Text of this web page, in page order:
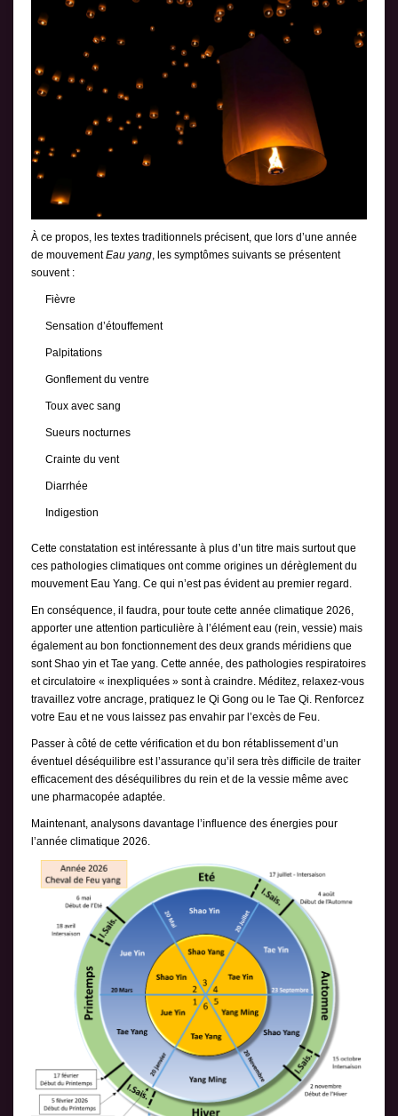
À ce propos, les textes traditionnels précisent, que lors d’une année
de mouvementEau yang, les symptômes suivants se présentent
souvent :
Fièvre
Sensation d’étouffement
Palpitations
Gonflement du ventre
Toux avec sang
Sueurs nocturnes
Crainte du vent
Diarrhée
Indigestion
Cette constatation est intéressante à plus d’un titre mais surtout que
ces pathologies climatiques ont comme origines un dérèglement du
mouvement Eau Yang. Ce qui n’est pas évident au premier regard.
En conséquence, il faudra, pour toute cette année climatique 2026,
apporter une attention particulière à l’élément eau (rein, vessie) mais
également au bon fonctionnement des deux grands méridiens que
sont Shao yin et Tae yang. Cette année, des pathologies respiratoires
et circulatoire « inexpliquées » sont à craindre. Méditez, relaxez-vous
travaillez votre ancrage, pratiquez le Qi Gong ou le Tae Qi. Renforcez
votre Eau et ne vous laissez pas envahir par l’excès de Feu.
Passer à côté de cette vérification et du bon rétablissement d’un
éventuel déséquilibre est l’assurance qu’il sera très difficile de traiter
efficacement des déséquilibres du rein et de la vessie même avec
une pharmacopée adaptée.
Maintenant, analysons davantage l’influence des énergies pour
l’année climatique 2026.